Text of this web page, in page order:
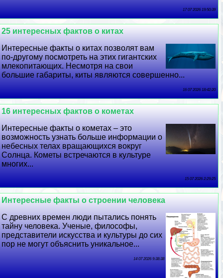
17 07 2026 19:50:39
25 интересных фактов о китах
Интересные факты о китах позволят вам
по-другому посмотреть на этих гигантских
млекопитающих. Несмотря на свои
большие габариты, киты являются совершенно...
16 07 2026 18:42:20
16 интересных фактов о кометах
Интересные факты о кометах – это
возможность узнать больше информации о
небесных телах вращающихся вокруг
Солнца. Кометы встречаются в культуре
многих...
15 07 2026 2:29:25
Интересные факты о строении человека
С древних времен люди пытались понять
тайну человека. Ученые, философы,
представители искусства и культуры до сих
пор не могут объяснить уникальное...
14 07 2026 9:38:38